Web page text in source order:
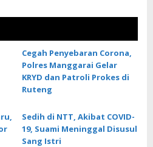
Cegah Penyebaran Corona,
Polres Manggarai Gelar
KRYD dan Patroli Prokes di
Ruteng
Sedih di NTT, Akibat COVID-
19, Suami Meninggal Disusul
Sang Istri